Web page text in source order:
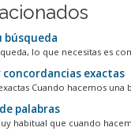
búsqueda
lo que necesitas es
exactas
Cuando hacemos
palabras
habitual que cuando